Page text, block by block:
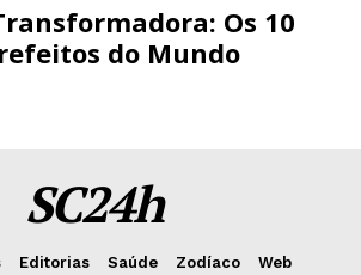
Os 10
do Mundo
SC24h
Editorias Saúde Zodíaco
Web